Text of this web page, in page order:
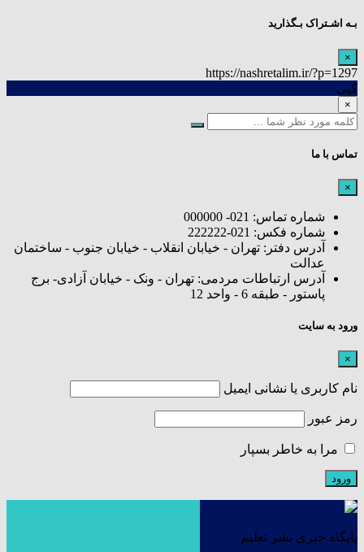
بـه اشـتراک بـگذارید
×
https://nashretalim.ir/?p=1297
کپی
×
تماس با ما
×
شماره تماس: 021- 000000
شماره فکس: 021-222222
آدرس دفتر: تهران - خیابان انقلاب - خیابان جنوب - ساختمان
عدالت
آدرس ارتباطات مردمی: تهران - ونک - خیابان آزادی- برج
پاستور - طبقه 6 - واحد 12
ورود به سایت
×
نام کاربری یا نشانی ایمیل
رمز عبور
مرا به خاطر بسپار
پایگاه خبری نشر تعلیم